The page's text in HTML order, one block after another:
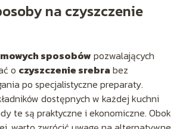
na czyszczenie
sposobów pozwalających
o czyszczenie srebra bez
po specjalistyczne preparaty.
dostępnych w każdej kuchni
te są praktyczne i ekonomiczne. Obok